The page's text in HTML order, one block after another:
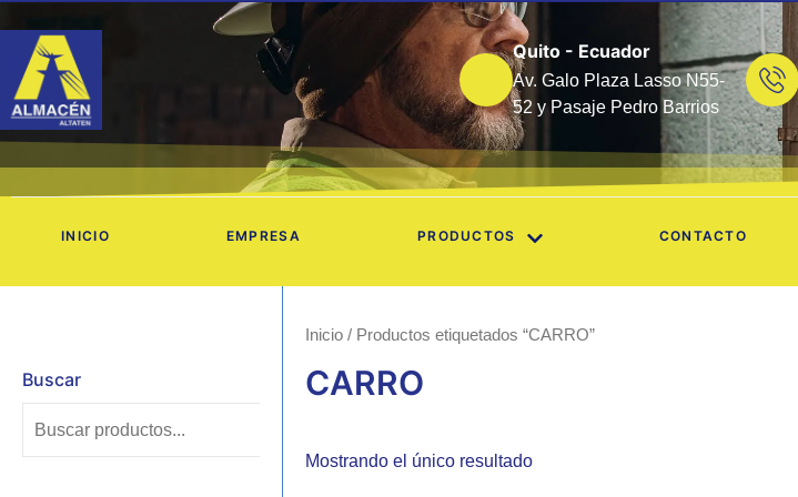
contenido
Quito - Ecuador
Av. Galo Plaza Lasso N55-
52 y Pasaje Pedro Barrios
INICIO EMPRESA PRODUCTOS CONTACTO
Buscar
Inicio / Productos etiquetados “CARRO”
CARRO
Mostrando el único resultado